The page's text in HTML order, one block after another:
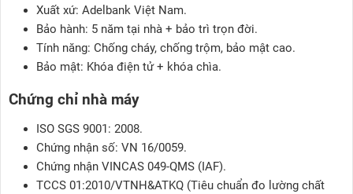
Xuất xứ: Adelbank Việt Nam.
Bảo hành: 5 năm tại nhà + bảo trì trọn đời.
Tính năng: Chống cháy, chống trộm, bảo mật cao.
Bảo mật: Khóa điện tử + khóa chìa.
Chứng chỉ nhà máy
ISO SGS 9001: 2008.
Chứng nhận số: VN 16/0059.
Chứng nhận VINCAS 049-QMS (IAF).
TCCS 01:2010/VTNH&ATKQ (Tiêu chuẩn đo lường chất